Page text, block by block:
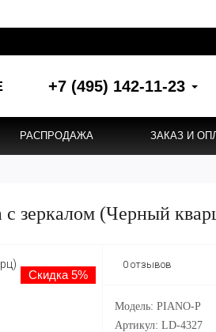
+7 (495) 142-11-23
РАСПРОДАЖА ЗАКАЗ И
зеркалом (Черный
Скидка 5%
0 отзывов
Модель: PIANO-P
Артикул: LD-4327